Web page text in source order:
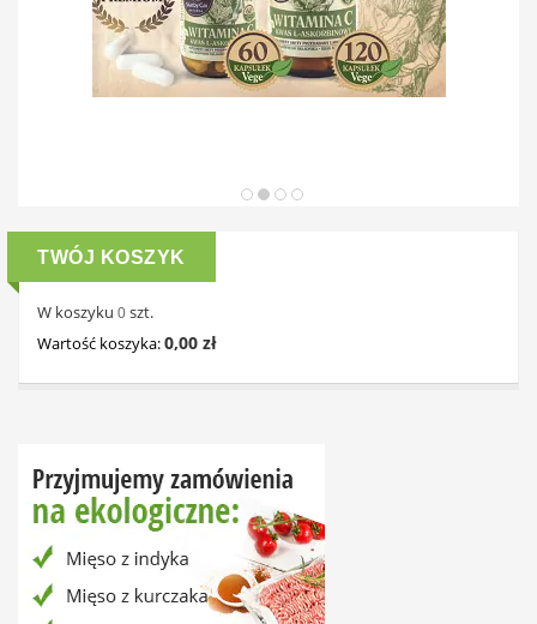
TWÓJ KOSZYK
W koszyku 0 szt.
Wartość koszyka:0,00 zł